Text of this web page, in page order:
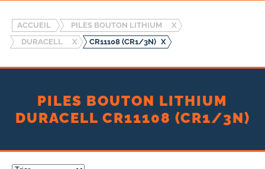
ACCUEIL PILES BOUTON LITHIUM
X
DURACELL
X CR11108 (CR1/3N) X
PILES BOUTON LITHIUM
DURACELL CR11108 (CR1/3N)